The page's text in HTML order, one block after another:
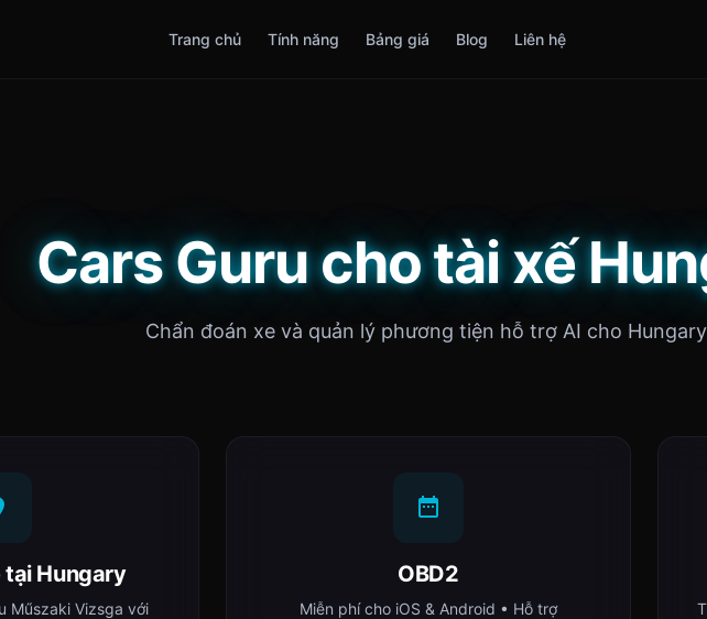
Trang chủ Tính năng Bảng giá Blog Liên hệ
Cars Guru cho tài xế
Chẩn đoán xe và quản lý phương tiện hỗ trợ AI cho
tại Hungary
Műszaki Vizsga với
OBD2
Miễn phí cho iOS & Android • Hỗ trợ